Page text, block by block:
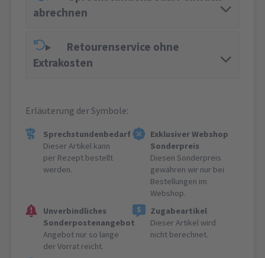
abrechnen
Retourenservice ohne
Extrakosten
Erläuterung der Symbole:
Sprechstundenbedarf
Dieser Artikel kann
per Rezept bestellt
werden.
Exklusiver Webshop
Sonderpreis
Diesen Sonderpreis
gewähren wir nur bei
Bestellungen im
Webshop.
Unverbindliches
Sonderpostenangebot
Angebot nur so lange
der Vorrat reicht.
Zugabeartikel
Dieser Artikel wird
nicht berechnet.